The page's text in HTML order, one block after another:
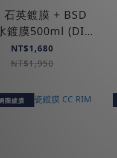
石英鍍膜 + BSD
鍍膜500ml (DIY
新手車友推薦)
NT$1,680
NT$1,950
圈鍍膜